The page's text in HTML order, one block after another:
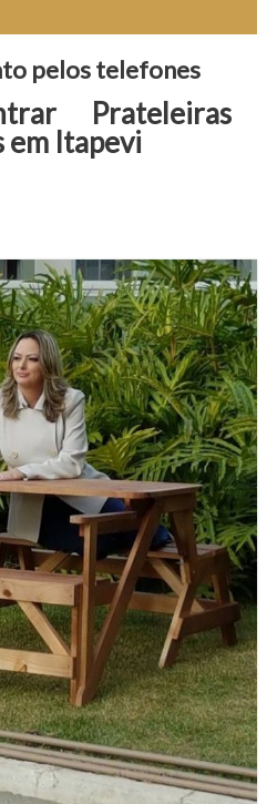
pelos telefones
Prateleiras
em Itapevi